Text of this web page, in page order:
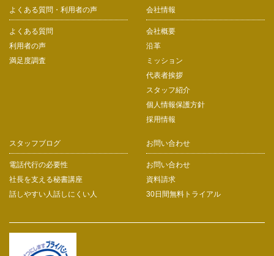
よくある質問・利用者の声
よくある質問
利用者の声
満足度調査
会社情報
会社概要
沿革
ミッション
代表者挨拶
スタッフ紹介
個人情報保護方針
採用情報
スタッフブログ
電話代行の必要性
社長を支える秘書講座
話しやすい人話しにくい人
お問い合わせ
お問い合わせ
資料請求
30日間無料トライアル